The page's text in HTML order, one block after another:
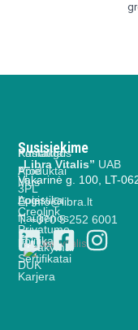
Paslaugos
Produktai
3PL
Logistika
Naujienos
E-
Užsakymai
DUK
Kontaktai
Apie
Mus
Apie
Creolink
Privatumo
politika
Sertifikatai
Karjera
Susisiekime
„Libra Vitalis” UAB
Vakarinė g. 100, LT-
E. info@libra.lt
T. +370 5 252 6001